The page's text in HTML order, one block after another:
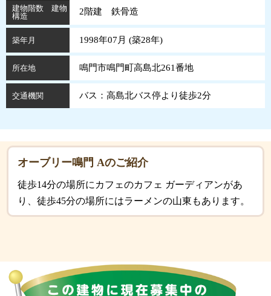
建物階数 建物
構造
2階建 鉄骨造
築年月 1998年07月 (築28年)
所在地 鳴門市鳴門町高島北261番地
交通機関 バス：高島北バス停より徒歩2分
オーブリー鳴門 Aのご紹介
徒歩14分の場所にカフェのカフェ ガーディアンがあ
り、徒歩45分の場所にはラーメンの山東もあります。